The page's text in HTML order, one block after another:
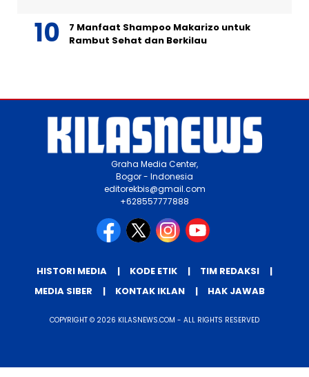
7 Manfaat Shampoo Makarizo untuk
Rambut Sehat dan Berkilau
Graha Media Center,
Bogor - Indonesia
editorekbis@gmail.com
+628557777888
HISTORI MEDIA KODE ETIK
TIM REDAKSI
MEDIA SIBER
KONTAK IKLAN HAK JAWAB
COPYRIGHT © 2026 KILASNEWS.COM - ALL RIGHTS RESERVED